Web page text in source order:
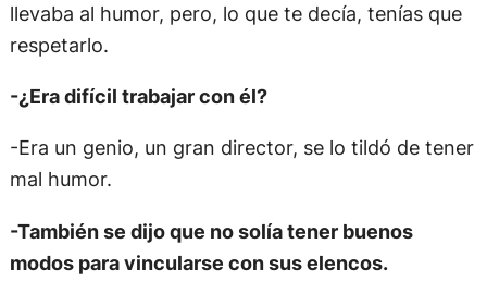
llevaba al humor, pero, lo que te decía, tenías que
respetarlo.
-¿Era difícil trabajar con él?
-Era un genio, un gran director, se lo tildó de tener
mal humor.
-También se dijo que no solía tener buenos
modos para vincularse con sus elencos.